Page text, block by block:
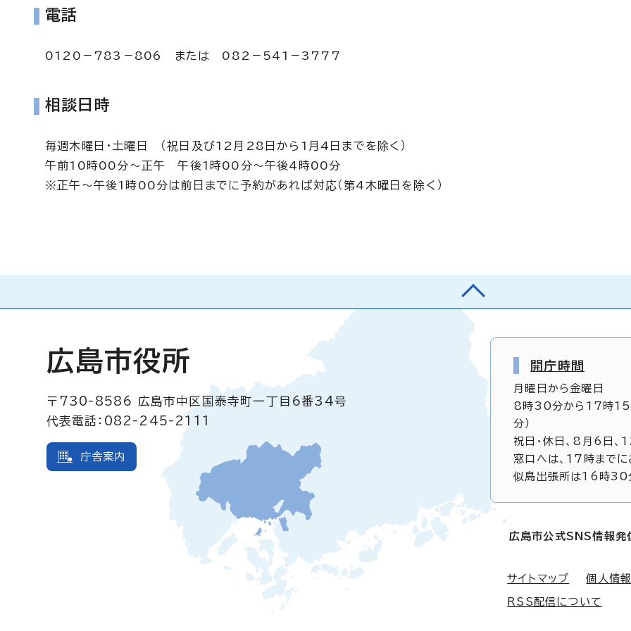
電話
0120－783－806 または 082－541－3777
相談日時
毎週木曜日・土曜日 （祝日及び12月28日から1月4日までを除く）
午前10時00分～正午 午後1時00分～午後4時00分
※正午～午後1時00分は前日までに予約があれば対応（第4木曜日を除く）
広島市役所
〒730-8586
広島市中区国泰寺町一丁目6番34号
代表電話：082-245-2111
庁舎案内
開庁時間
月曜日から金曜日
8時30分から17時15
分）
祝日・休日、8月6日
窓口へは、17時までに
似島出張所は16時30
広島市公式SNS情報発
サイトマップ 個人情
RSS配信について